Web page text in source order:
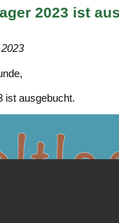
2023 ist
ist ausgebucht.